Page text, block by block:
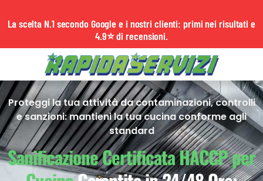
La scelta N.1 secondo Google e i nostri clienti: primi nei risultati e
4.9⭐ di recensioni.
Proteggi la tua attività da contaminazioni, controlli
e sanzioni: mantieni la tua cucina conforme agli
standard
Sanificazione Certificata HACCP per